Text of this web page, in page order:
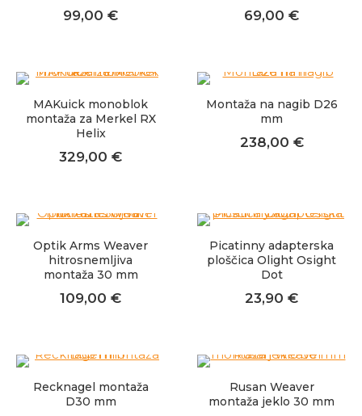
99,00 € 69,00 €
MAKuick monoblok
montaža za Merkel RX
Helix
329,00 €
Montaža na nagib D26
mm
238,00 €
Optik Arms Weaver
hitrosnemljiva
montaža 30 mm
109,00 €
Picatinny adapterska
ploščica Olight Osight
Dot
23,90 €
Recknagel montaža
D30 mm
Rusan Weaver
montaža jeklo 30 mm